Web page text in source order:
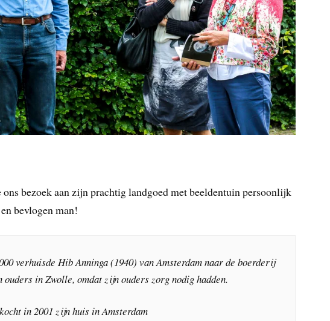
bezoek aan zijn prachtig landgoed met beeldentuin persoonlijk
bevlogen man!
verhuisde Hib Anninga (1940) van Amsterdam naar de boerderij
ouders in Zwolle, omdat zijn ouders zorg nodig hadden.
in 2001 zijn huis in Amsterdam